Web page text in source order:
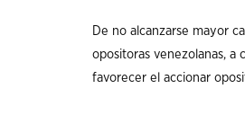
De no alcanzarse mayor
opositoras venezolanas, a
favorecer el accionar